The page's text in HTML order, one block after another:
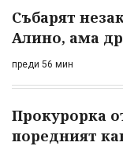
Събарят
Алино, ама
преди 56 мин
Прокурорка
поредният